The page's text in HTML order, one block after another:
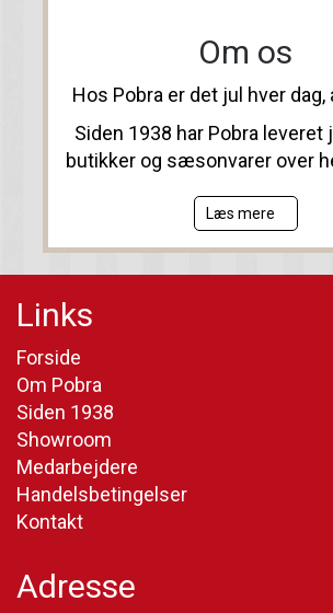
Om os
Hos Pobra er det jul hver dag,
Siden 1938 har Pobra leveret
butikker og sæsonvarer over
Læs mere
Links
Forside
Om Pobra
Siden 1938
Showroom
Medarbejdere
Handelsbetingelser
Kontakt
Adresse